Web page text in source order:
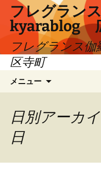
ツ
フレグラン
kyarablog
フレグランス伽
区寺町
メニュー
日別アーカ
日